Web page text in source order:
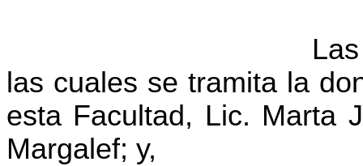
las cuales se tramita la
esta Facultad, Lic. Marta
Margalef; y,